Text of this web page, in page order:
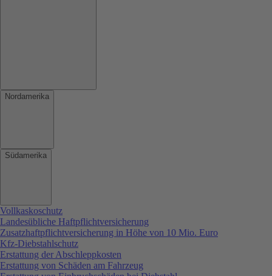
Nordamerika
Südamerika
Vollkaskoschutz
Landesübliche Haftpflichtversicherung
Zusatzhaftpflichtversicherung in Höhe von 10 Mio. Euro
Kfz-Diebstahlschutz
Erstattung der Abschleppkosten
Erstattung von Schäden am Fahrzeug